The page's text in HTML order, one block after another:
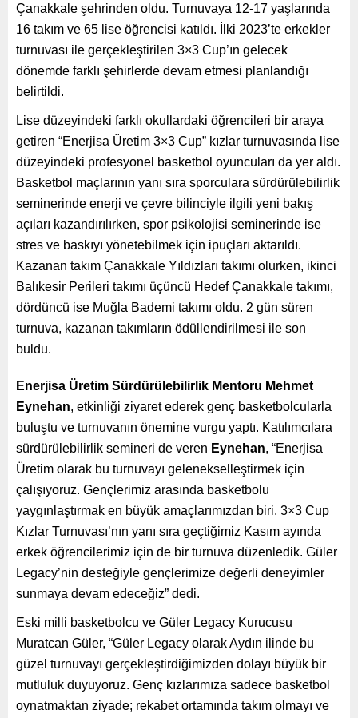
Çanakkale şehrinden oldu. Turnuvaya 12-17 yaşlarında
16 takım ve 65 lise öğrencisi katıldı. İlki 2023’te erkekler
turnuvası ile gerçekleştirilen 3×3 Cup’ın gelecek
dönemde farklı şehirlerde devam etmesi planlandığı
belirtildi.
Lise düzeyindeki farklı okullardaki öğrencileri bir araya
getiren “Enerjisa Üretim 3×3 Cup” kızlar turnuvasında lise
düzeyindeki profesyonel basketbol oyuncuları da yer aldı.
Basketbol maçlarının yanı sıra sporculara sürdürülebilirlik
seminerinde enerji ve çevre bilinciyle ilgili yeni bakış
açıları kazandırılırken, spor psikolojisi seminerinde ise
stres ve baskıyı yönetebilmek için ipuçları aktarıldı.
Kazanan takım Çanakkale Yıldızları takımı olurken, ikinci
Balıkesir Perileri takımı üçüncü Hedef Çanakkale takımı,
dördüncü ise Muğla Bademi takımı oldu. 2 gün süren
turnuva, kazanan takımların ödüllendirilmesi ile son
buldu.
Enerjisa Üretim Sürdürülebilirlik Mentoru Mehmet
Eynehan, etkinliği ziyaret ederek genç basketbolcularla
buluştu ve turnuvanın önemine vurgu yaptı. Katılımcılara
sürdürülebilirlik semineri de veren Eynehan, “Enerjisa
Üretim olarak bu turnuvayı gelenekselleştirmek için
çalışıyoruz. Gençlerimiz arasında basketbolu
yaygınlaştırmak en büyük amaçlarımızdan biri. 3×3 Cup
Kızlar Turnuvası’nın yanı sıra geçtiğimiz Kasım ayında
erkek öğrencilerimiz için de bir turnuva düzenledik. Güler
Legacy’nin desteğiyle gençlerimize değerli deneyimler
sunmaya devam edeceğiz” dedi.
Eski milli basketbolcu ve Güler Legacy Kurucusu
Muratcan Güler, “Güler Legacy olarak Aydın ilinde bu
güzel turnuvayı gerçekleştirdiğimizden dolayı büyük bir
mutluluk duyuyoruz. Genç kızlarımıza sadece basketbol
oynatmaktan ziyade; rekabet ortamında takım olmayı ve